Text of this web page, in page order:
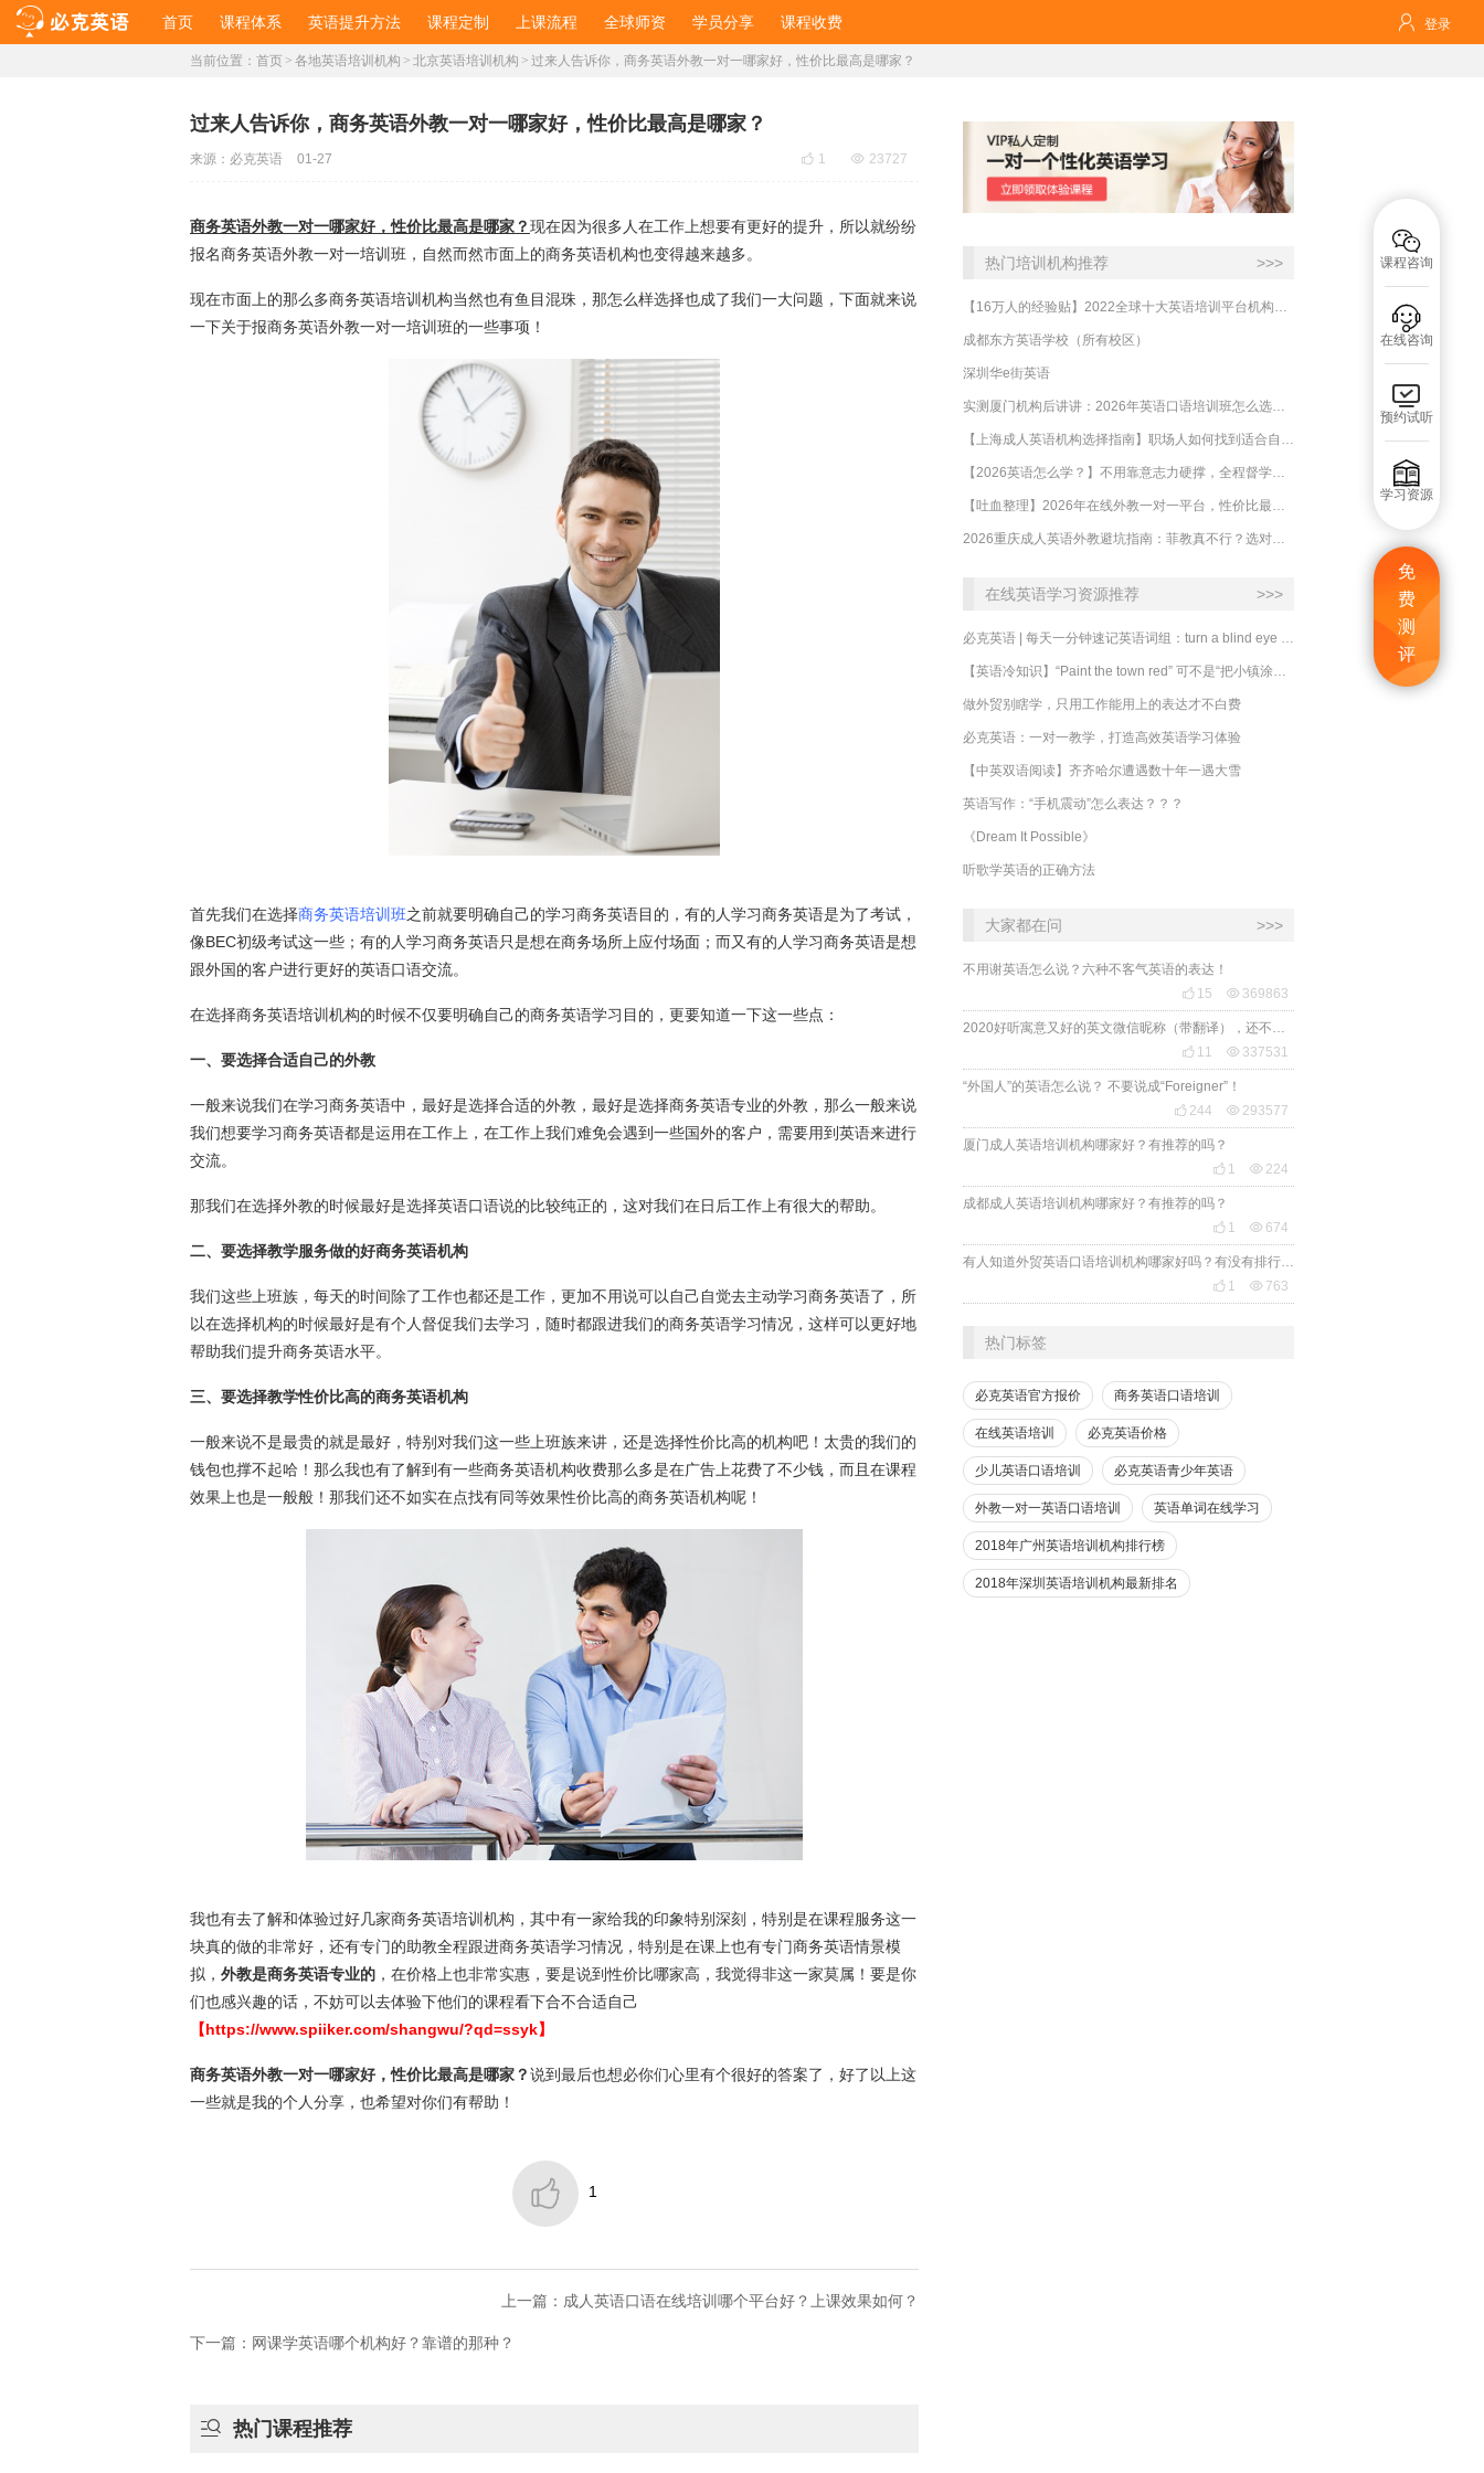
首页 课程体系 英语提升方法 课程定制 上课流程 全球师资 学员分享 课程收费  登录

课程咨询

在线咨询

预约试听

学习资源
免
费
测
评
当前位置： 首页 > 各地英语培训机构 > 北京英语培训机构 > 过来人告诉你，商务英语外教一对一哪家好，性价比最高是哪家？
过来人告诉你，商务英语外教一对一哪家好，性价比最高是哪家？
 1  23727
来源： 必克英语 01-27
商务英语外教一对一哪家好，性价比最高是哪家？现在因为很多人在工作上想要有更好的提升，所以就纷纷
报名商务英语外教一对一培训班，自然而然市面上的商务英语机构也变得越来越多。
现在市面上的那么多商务英语培训机构当然也有鱼目混珠，那怎么样选择也成了我们一大问题，下面就来说
一下关于报商务英语外教一对一培训班的一些事项！
首先我们在选择商务英语培训班之前就要明确自己的学习商务英语目的，有的人学习商务英语是为了考试，
像BEC初级考试这一些；有的人学习商务英语只是想在商务场所上应付场面；而又有的人学习商务英语是想
跟外国的客户进行更好的英语口语交流。
在选择商务英语培训机构的时候不仅要明确自己的商务英语学习目的，更要知道一下这一些点：
一、要选择合适自己的外教
一般来说我们在学习商务英语中，最好是选择合适的外教，最好是选择商务英语专业的外教，那么一般来说
我们想要学习商务英语都是运用在工作上，在工作上我们难免会遇到一些国外的客户，需要用到英语来进行
交流。
那我们在选择外教的时候最好是选择英语口语说的比较纯正的，这对我们在日后工作上有很大的帮助。
二、要选择教学服务做的好商务英语机构
我们这些上班族，每天的时间除了工作也都还是工作，更加不用说可以自己自觉去主动学习商务英语了，所
以在选择机构的时候最好是有个人督促我们去学习，随时都跟进我们的商务英语学习情况，这样可以更好地
帮助我们提升商务英语水平。
三、要选择教学性价比高的商务英语机构
一般来说不是最贵的就是最好，特别对我们这一些上班族来讲，还是选择性价比高的机构吧！太贵的我们的
钱包也撑不起哈！那么我也有了解到有一些商务英语机构收费那么多是在广告上花费了不少钱，而且在课程
效果上也是一般般！那我们还不如实在点找有同等效果性价比高的商务英语机构呢！
我也有去了解和体验过好几家商务英语培训机构，其中有一家给我的印象特别深刻，特别是在课程服务这一
块真的做的非常好，还有专门的助教全程跟进商务英语学习情况，特别是在课上也有专门商务英语情景模
拟， 外教是商务英语专业的 ，在价格上也非常实惠，要是说到性价比哪家高，我觉得非这一家莫属！要是你
们也感兴趣的话，不妨可以去体验下他们的课程看下合不合适自己
【https://www.spiiker.com/shangwu/?qd=ssyk】
商务英语外教一对一哪家好，性价比最高是哪家？说到最后也想必你们心里有个很好的答案了，好了以上这
一些就是我的个人分享，也希望对你们有帮助！
 1
上一篇：成人英语口语在线培训哪个平台好？上课效果如何？
下一篇：网课学英语哪个机构好？靠谱的那种？
 热门课程推荐
热门培训机构推荐 >>>
成都东方英语学校（所有校区）
深圳华e街英语
在线英语学习资源推荐 >>>
做外贸别瞎学，只用工作能用上的表达才不白费
必克英语：一对一教学，打造高效英语学习体验
【中英双语阅读】齐齐哈尔遭遇数十年一遇大雪
英语写作：“手机震动”怎么表达？？？
《Dream It Possible》
听歌学英语的正确方法
大家都在问 >>>
不用谢英语怎么说？六种不客气英语的表达！
 15  369863
 11  337531
“外国人”的英语怎么说？ 不要说成“Foreigner”！
 244  293577
厦门成人英语培训机构哪家好？有推荐的吗？
 1  224
成都成人英语培训机构哪家好？有推荐的吗？
 1  674
 1  763
热门标签
必克英语官方报价 商务英语口语培训
在线英语培训 必克英语价格
少儿英语口语培训 必克英语青少年英语
外教一对一英语口语培训 英语单词在线学习
2018年广州英语培训机构排行榜
2018年深圳英语培训机构最新排名